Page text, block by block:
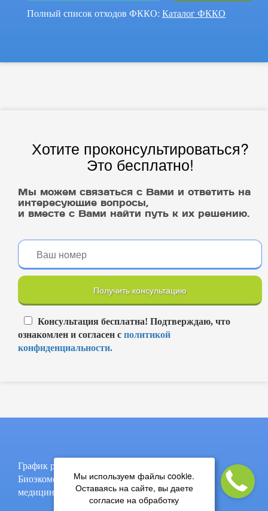
Полный список отходов ФККО: Каталог ФККО
Хотите проконсультироваться?
Это бесплатно!
Мы можем связаться с Вами и ответить на
интересующие вопросы,
и вместе с Вами найти путь к их решению.
Получить консультацию
Консультация бесплатна! Подтверждаю, что
ознакомлен и согласен с политикой
конфиденциальности.
График работы: пон-пят, 9:00-17:00
Биоэкомед - термическое обезвреживание
медицинских и биологических отходов.
Мы используем файлы cookie.
Оставаясь на сайте, вы даете
согласие на обработку